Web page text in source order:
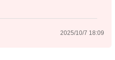
2025/10/7 18:09